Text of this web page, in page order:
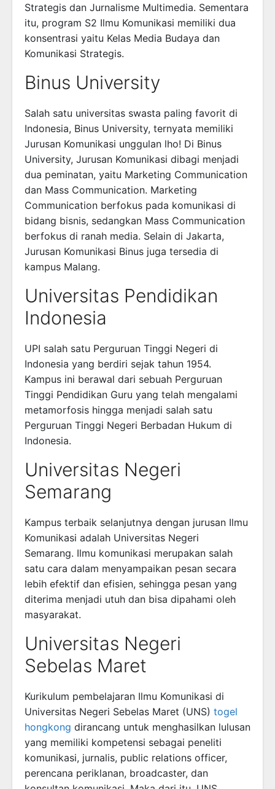
Strategis dan Jurnalisme Multimedia. Sementara
itu, program S2 Ilmu Komunikasi memiliki dua
konsentrasi yaitu Kelas Media Budaya dan
Komunikasi Strategis.
Binus University
Salah satu universitas swasta paling favorit di
Indonesia, Binus University, ternyata memiliki
Jurusan Komunikasi unggulan lho! Di Binus
University, Jurusan Komunikasi dibagi menjadi
dua peminatan, yaitu Marketing Communication
dan Mass Communication. Marketing
Communication berfokus pada komunikasi di
bidang bisnis, sedangkan Mass Communication
berfokus di ranah media. Selain di Jakarta,
Jurusan Komunikasi Binus juga tersedia di
kampus Malang.
Universitas Pendidikan
Indonesia
UPI salah satu Perguruan Tinggi Negeri di
Indonesia yang berdiri sejak tahun 1954.
Kampus ini berawal dari sebuah Perguruan
Tinggi Pendidikan Guru yang telah mengalami
metamorfosis hingga menjadi salah satu
Perguruan Tinggi Negeri Berbadan Hukum di
Indonesia.
Universitas Negeri
Semarang
Kampus terbaik selanjutnya dengan jurusan Ilmu
Komunikasi adalah Universitas Negeri
Semarang. Ilmu komunikasi merupakan salah
satu cara dalam menyampaikan pesan secara
lebih efektif dan efisien, sehingga pesan yang
diterima menjadi utuh dan bisa dipahami oleh
masyarakat.
Universitas Negeri
Sebelas Maret
Kurikulum pembelajaran Ilmu Komunikasi di
Universitas Negeri Sebelas Maret (UNS) togel
hongkong dirancang untuk menghasilkan lulusan
yang memiliki kompetensi sebagai peneliti
komunikasi, jurnalis, public relations officer,
perencana periklanan, broadcaster, dan